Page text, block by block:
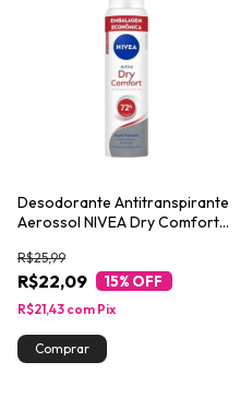
Desodorante Antitranspirante
Aerossol NIVEA Dry Comfort
R$22,09
R$25,99
15% OFF
R$21,43 com Pix